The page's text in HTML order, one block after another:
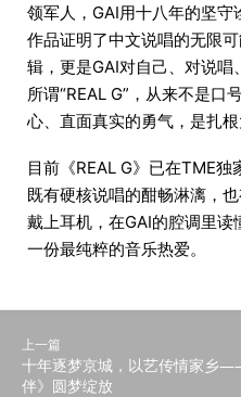
领军人，GAI用十八年的坚守
作品证明了中文说唱的无限
辑，更是GAI对自己、对说
所谓“REAL G”，从来不是口
心、直面真实的勇气，是扎
目前《REAL G》已在TME独
既有硬核说唱的酣畅淋漓，
戴上耳机，在GAI的腔调里
一份最纯粹的音乐热爱。
上一篇
十年逐梦京城，以艺传情家乡
伴》圆梦绽放